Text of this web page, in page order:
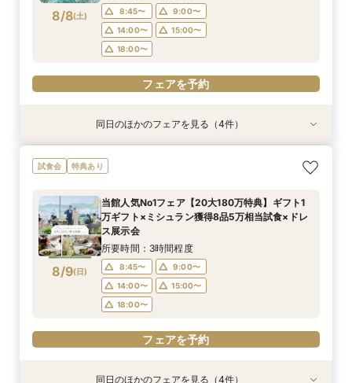
電話予約のみ
電話予約のみ
電話予約のみ
8/8(土) 8:45〜
9:00〜
14:00〜
15:00〜
18:00〜
フェアを予約
特典あり
8/8(土 )
【和婚希望＆和も洋もご検討されている方】挙式
体験×コース試食
9:10〜
9:15〜
14:00〜
18:00〜
フェアを予約
特典あり
8/8(土 )
【マイナビ限定少人数プラン】6～40名様までの
アットホームなパーティーをお考えのおふたりに
見学＆豪華試食堪能フェア
所要時間：3時間程度
9:05〜
14:00〜
15:00〜
18:00〜
フェアを予約
8/8(土 )
【スマホ&自宅でオンライン相談】来店不要！見
学前の不安も解消
11:00〜
15:00〜
18:00〜
フェアを予約
特典あり
8/8(土 )
【60分クイック相談】初めてでも安心◎会場内
覧&相談会
9:30〜
12:00〜
14:00〜
18:00〜
フェアを予約
同日のほかのフェアを見る（4件）
試食会 特典あり
8/9(日)
当館人気No1フェア【20大180万特典】ギフト1
万ギフト×ミシュラン獲得8品5万相当試食×ドレ
ス展示会
所要時間：3時間程度
8:45〜
9:00〜
14:00〜
15:00〜
18:00〜
フェアを予約
同日のほかのフェアを見る（4件）